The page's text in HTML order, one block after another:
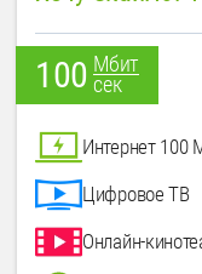
100 Мбит
сек
Интернет 100
Цифровое ТВ
Онлайн-